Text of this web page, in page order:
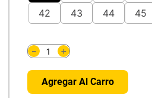
42
43 44 45
＋
－
Agregar Al Carro